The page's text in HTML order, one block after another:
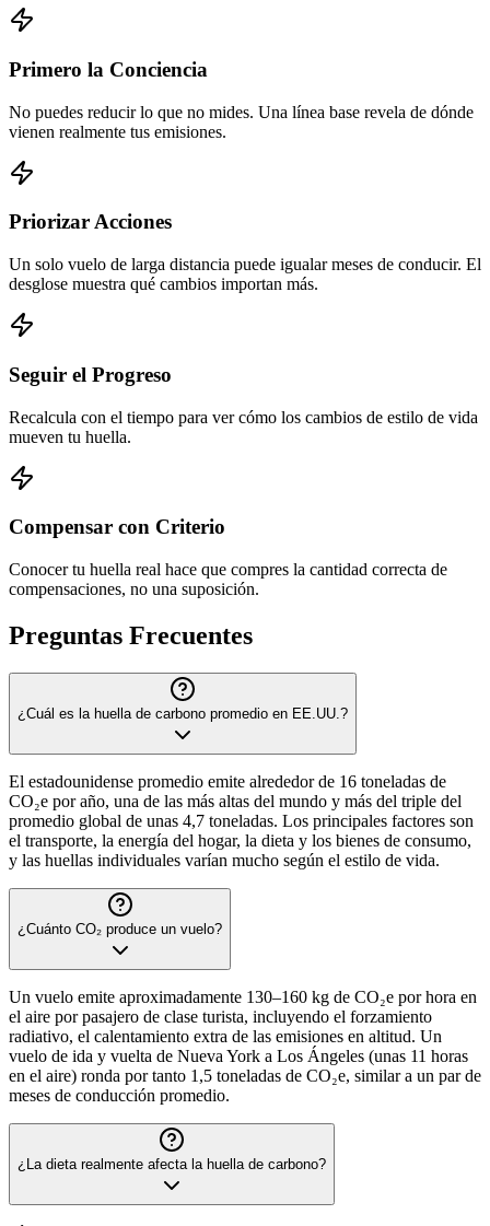
Primero la Conciencia
No puedes reducir lo que no mides. Una línea base revela de dónde
vienen realmente tus emisiones.
Priorizar Acciones
Un solo vuelo de larga distancia puede igualar meses de conducir. El
desglose muestra qué cambios importan más.
Seguir el Progreso
Recalcula con el tiempo para ver cómo los cambios de estilo de vida
mueven tu huella.
Compensar con Criterio
Conocer tu huella real hace que compres la cantidad correcta de
compensaciones, no una suposición.
Preguntas Frecuentes
¿Cuál es la huella de carbono promedio en EE.UU.?
El estadounidense promedio emite alrededor de 16 toneladas de
CO₂e por año, una de las más altas del mundo y más del triple del
promedio global de unas 4,7 toneladas. Los principales factores son
el transporte, la energía del hogar, la dieta y los bienes de consumo,
y las huellas individuales varían mucho según el estilo de vida.
¿Cuánto CO₂ produce un vuelo?
Un vuelo emite aproximadamente 130–160 kg de CO₂e por hora en
el aire por pasajero de clase turista, incluyendo el forzamiento
radiativo, el calentamiento extra de las emisiones en altitud. Un
vuelo de ida y vuelta de Nueva York a Los Ángeles (unas 11 horas
en el aire) ronda por tanto 1,5 toneladas de CO₂e, similar a un par de
meses de conducción promedio.
¿La dieta realmente afecta la huella de carbono?